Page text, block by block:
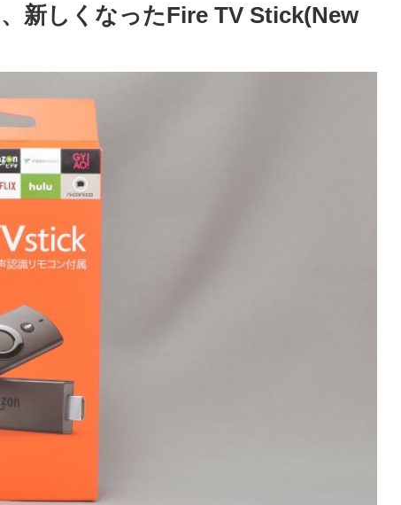
新しくなったFire TV Stick(New